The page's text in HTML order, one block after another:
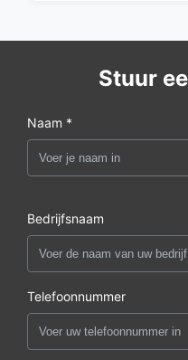
Stuur
Naam *
Bedrijfsnaam
Telefoonnummer